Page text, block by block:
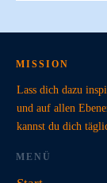
MISSION
Lass dich dazu
und auf allen
kannst du dich
MENÜ